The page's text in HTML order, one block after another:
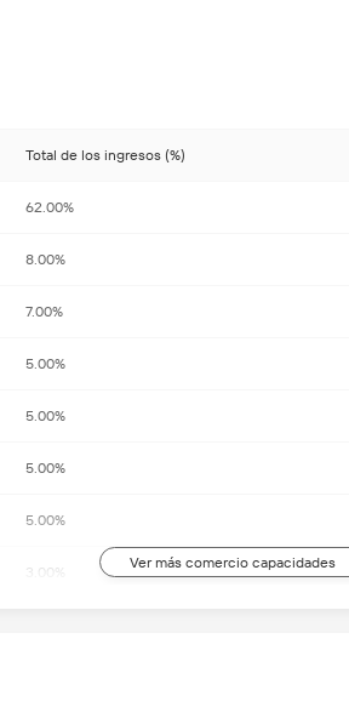
Total de los ingresos (%)
62.00%
8.00%
7.00%
5.00%
5.00%
5.00%
5.00%
3.00%
Ver más comercio capacidades